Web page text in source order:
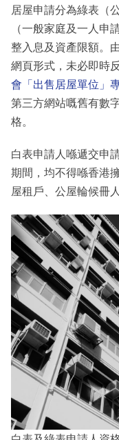
居屋申請分為綠表（
（一般家庭及一人申
整入息及資產限額。
網頁形式，未必即時
會「出售居屋單位」
第三方網站嘅舊有數
格。
白表申請人喺遞交申
期間，均不得喺香港
屋租戶、公屋輪候冊